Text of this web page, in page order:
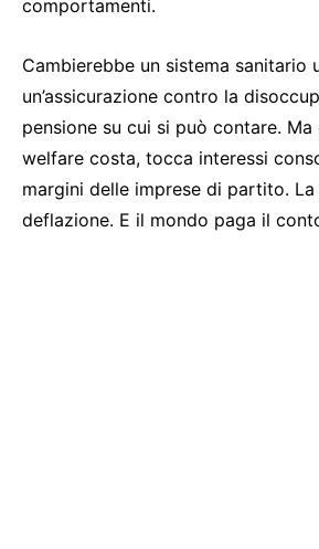
comportamenti.
Cambierebbe un sistema sanitario
un’assicurazione contro la
pensione su cui si può contare.
welfare costa, tocca interessi
margini delle imprese di partito.
deflazione. E il mondo paga il